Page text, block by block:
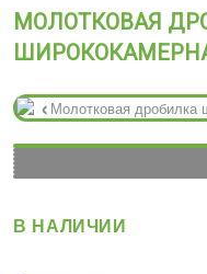
МОЛОТКОВАЯ
‹
В НАЛИЧИИ